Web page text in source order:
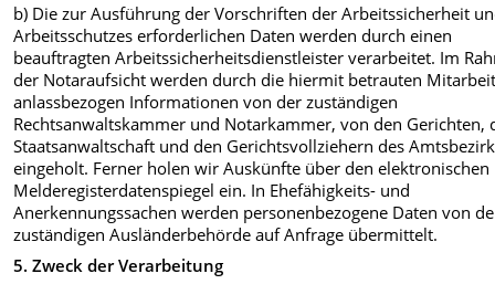
b) Die zur Ausführung der Vorschriften der Arbeitssicherheit
Arbeitsschutzes erforderlichen Daten werden durch einen
beauftragten Arbeitssicherheitsdienstleister verarbeitet. Im
der Notaraufsicht werden durch die hiermit betrauten
anlassbezogen Informationen von der zuständigen
Rechtsanwaltskammer und Notarkammer, von den Gerichten,
Staatsanwaltschaft und den Gerichtsvollziehern des
eingeholt. Ferner holen wir Auskünfte über den elektronischen
Melderegisterdatenspiegel ein. In Ehefähigkeits- und
Anerkennungssachen werden personenbezogene Daten von
zuständigen Ausländerbehörde auf Anfrage übermittelt.
5. Zweck der Verarbeitung